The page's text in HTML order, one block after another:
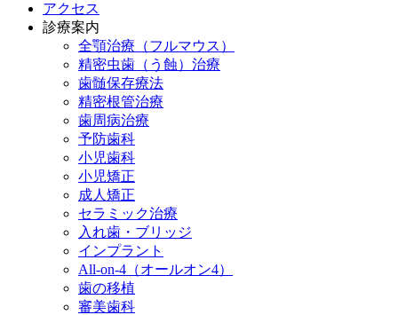
アクセス
診療案内
全顎治療（フルマウス）
精密虫歯（う蝕）治療
歯髄保存療法
精密根管治療
歯周病治療
予防歯科
小児歯科
小児矯正
成人矯正
セラミック治療
入れ歯・ブリッジ
インプラント
All-on-4（オールオン4）
歯の移植
審美歯科